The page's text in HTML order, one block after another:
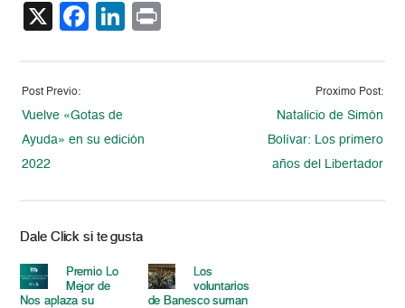
X Facebook
LinkedIn
Post Previo:
Vuelve «Gotas de
Ayuda» en su edición
2022
Proximo Post:
Natalicio de Simón
Bolívar: Los primero
años del Libertador
Dale Click si te gusta
Premio Lo
Mejor de
Nos aplaza su
Los
voluntarios
de Banesco suman